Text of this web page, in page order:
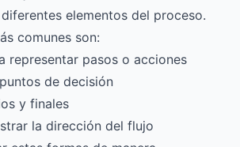
elementos del proceso.
comunes son:
representar pasos o acciones
de decisión
y finales
la dirección del flujo